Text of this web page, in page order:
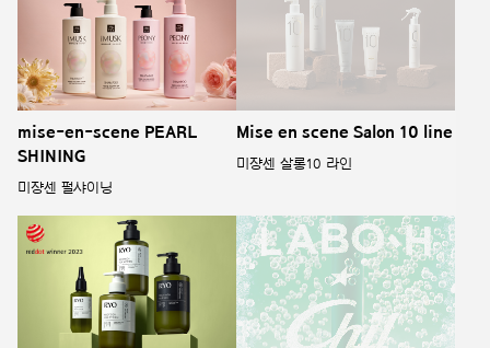
mise-en-scene PEARL
SHINING
미쟝센 펄샤이닝
Mise en scene Salon 10 line
미쟝센 살롱10 라인